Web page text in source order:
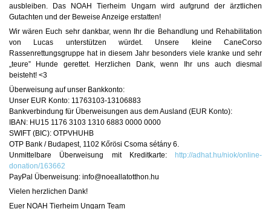
ausbleiben. Das NOAH Tierheim Ungarn wird aufgrund der ärztlichen
Gutachten und der Beweise Anzeige erstatten!
Wir wären Euch sehr dankbar, wenn Ihr die Behandlung und Rehabilitation
von Lucas unterstützen würdet. Unsere kleine CaneCorso
Rassenrettungsgruppe hat in diesem Jahr besonders viele kranke und sehr
„teure” Hunde gerettet. Herzlichen Dank, wenn Ihr uns auch diesmal
beisteht! <3
Überweisung auf unser Bankkonto:
Unser EUR Konto: 11763103-13106883
Bankverbindung für Überweisungen aus dem Ausland (EUR Konto):
IBAN: HU15 1176 3103 1310 6883 0000 0000
SWIFT (BIC): OTPVHUHB
OTP Bank / Budapest, 1102 Kőrösi Csoma sétány 6.
Unmittelbare Überweisung mit Kreditkarte:
http://adhat.hu/niok/online-
donation/163662
PayPal Überweisung: info@noeallatotthon.hu
Vielen herzlichen Dank!
Euer NOAH Tierheim Ungarn Team